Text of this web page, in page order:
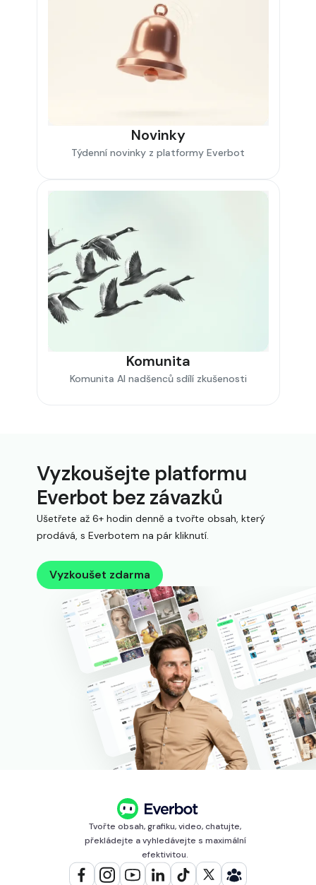
Novinky
Týdenní novinky z platformy Everbot
Komunita
Komunita AI nadšenců sdílí zkušenosti
Vyzkoušejte platformu
Everbot bez závazků
Ušetřete až 6+ hodin denně a tvořte obsah, který
prodává, s Everbotem na pár kliknutí.
Vyzkoušet zdarma
Tvořte obsah, grafiku, video, chatujte,
překládejte a vyhledávejte s maximální
efektivitou.